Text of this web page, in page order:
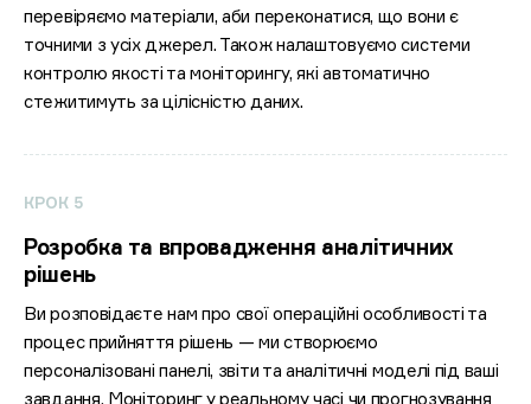
перевіряємо матеріали, аби переконатися, що вони є
точними з усіх джерел. Також налаштовуємо системи
контролю якості та моніторингу, які автоматично
стежитимуть за цілісністю даних.
КРОК 5
Розробка та впровадження аналітичних
рішень
Ви розповідаєте нам про свої операційні особливості та
процес прийняття рішень — ми створюємо
персоналізовані панелі, звіти та аналітичні моделі під ваші
завдання. Моніторинг у реальному часі чи прогнозування